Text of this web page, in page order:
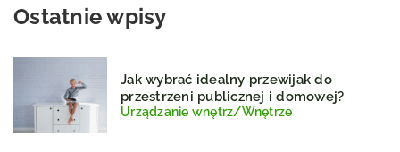
Ostatnie wpisy
Jak wybrać idealny przewijak do
przestrzeni publicznej i domowej?
Urządzanie wnętrz/Wnętrze